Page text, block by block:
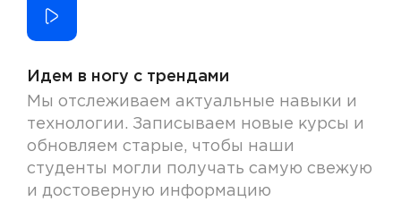
Идем в ногу с трендами
Мы отслеживаем актуальные навыки и
технологии. Записываем новые курсы и
обновляем старые, чтобы наши
студенты могли получать самую свежую
и достоверную информацию